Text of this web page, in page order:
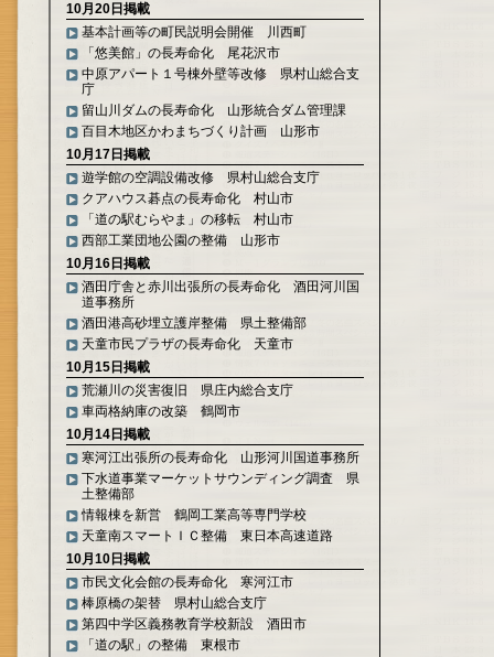
10月20日掲載
基本計画等の町民説明会開催 川西町
「悠美館」の長寿命化 尾花沢市
中原アパート１号棟外壁等改修 県村山総合支
庁
留山川ダムの長寿命化 山形統合ダム管理課
百目木地区かわまちづくり計画 山形市
10月17日掲載
遊学館の空調設備改修 県村山総合支庁
クアハウス碁点の長寿命化 村山市
「道の駅むらやま」の移転 村山市
西部工業団地公園の整備 山形市
10月16日掲載
酒田庁舎と赤川出張所の長寿命化 酒田河川国
道事務所
酒田港高砂埋立護岸整備 県土整備部
天童市民プラザの長寿命化 天童市
10月15日掲載
荒瀬川の災害復旧 県庄内総合支庁
車両格納庫の改築 鶴岡市
10月14日掲載
寒河江出張所の長寿命化 山形河川国道事務所
下水道事業マーケットサウンディング調査 県
土整備部
情報棟を新営 鶴岡工業高等専門学校
天童南スマートＩＣ整備 東日本高速道路
10月10日掲載
市民文化会館の長寿命化 寒河江市
棒原橋の架替 県村山総合支庁
第四中学区義務教育学校新設 酒田市
「道の駅」の整備 東根市